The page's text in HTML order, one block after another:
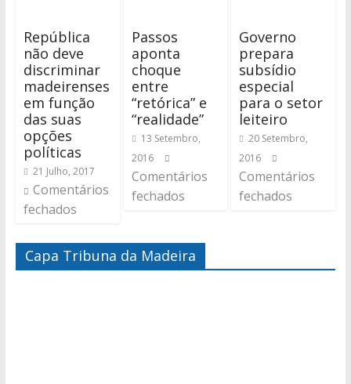
República
não deve
discriminar
madeirenses
em função
das suas
opções
políticas
21 Julho, 2017
Comentários
fechados
Passos
aponta
choque
entre
“retórica” e
“realidade”
13 Setembro,
2016
Comentários
fechados
Governo
prepara
subsídio
especial
para o setor
leiteiro
20 Setembro,
2016
Comentários
fechados
Capa Tribuna da Madeira